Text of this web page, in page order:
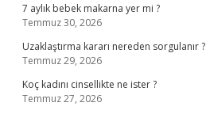
7 aylık bebek makarna yer mi ?
Temmuz 30, 2026
Uzaklaştırma kararı nereden sorgulanır ?
Temmuz 29, 2026
Koç kadını cinsellikte ne ister ?
Temmuz 27, 2026